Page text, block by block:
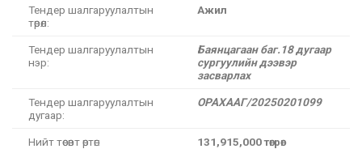
Тендер шалгаруулалтын
төрөл:
Ажил
Тендер шалгаруулалтын
нэр:
Баянцагаан баг.18 дугаар
сургуулийн дээвэр
засварлах
Тендер шалгаруулалтын
дугаар:
ОРАХААГ/20250201099
Нийт төсөвт өртөг: 131,915,000 төгрөг